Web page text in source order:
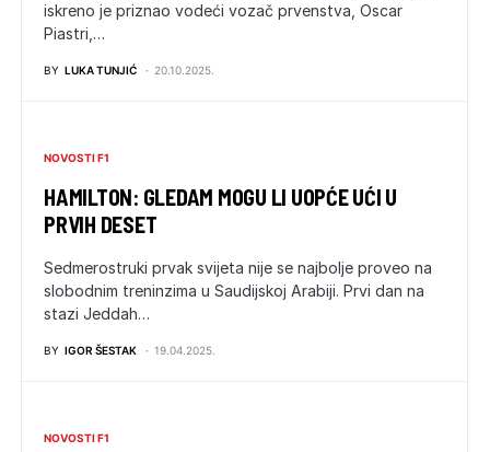
iskreno je priznao vodeći vozač prvenstva, Oscar
Piastri,…
BY LUKA TUNJIĆ 20.10.2025.
NOVOSTI F1
HAMILTON: GLEDAM MOGU LI UOPĆE UĆI U
PRVIH DESET
Sedmerostruki prvak svijeta nije se najbolje proveo na
slobodnim treninzima u Saudijskoj Arabiji. Prvi dan na
stazi Jeddah…
BY IGOR ŠESTAK 19.04.2025.
NOVOSTI F1